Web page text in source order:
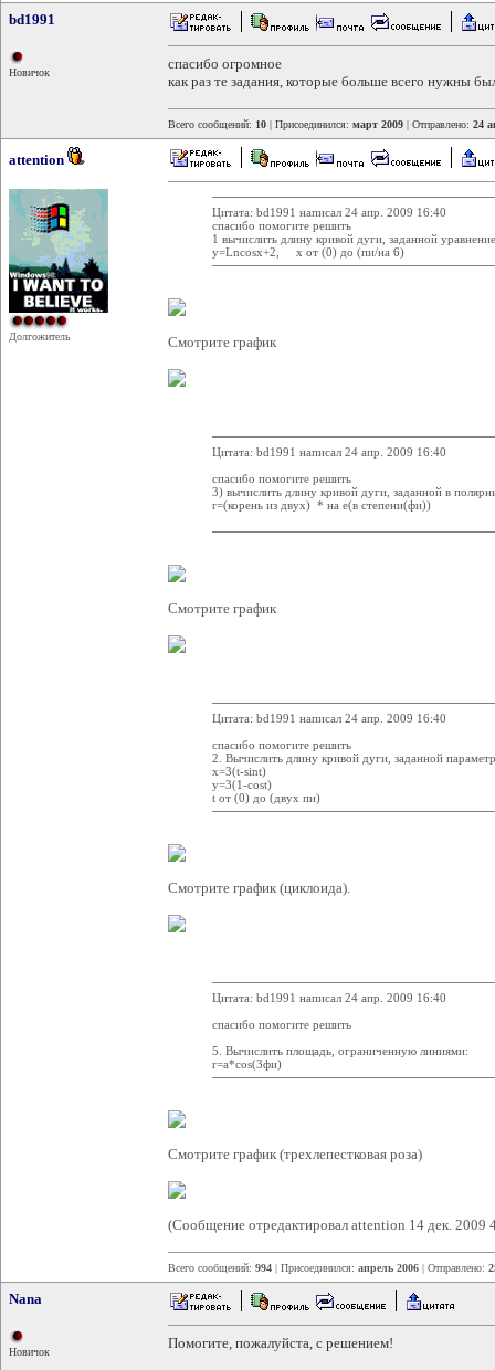
bd1991
Новичок
спасибо огромное
как раз те задания, которые больше всего нужны
Всего сообщений: 10 | Присоединился: март 2009 | Отправлено: 24
attention
Долгожитель
Цитата: bd1991 написал 24 апр. 2009 16:40
спасибо помогите решить
1 вычислить длину кривой дуги, заданной
y=Lncosx+2, x от (0) до (пи/на 6)
Смотрите график
Цитата: bd1991 написал 24 апр. 2009 16:40
спасибо помогите решить
3) вычислить длину кривой дуги, заданной в
r=(корень из двух) * на е(в степени(фи))
Смотрите график
Цитата: bd1991 написал 24 апр. 2009 16:40
спасибо помогите решить
2. Вычислить длину кривой дуги, заданной
x=3(t-sint)
y=3(1-cost)
t от (0) до (двух пи)
Смотрите график (циклоида).
Цитата: bd1991 написал 24 апр. 2009 16:40
спасибо помогите решить
5. Вычислить площадь, ограниченную линиями:
r=a*cos(3фи)
Смотрите график (трехлепестковая роза)
(Сообщение отредактировал attention 14 дек. 2009
Всего сообщений: 994 | Присоединился: апрель 2006 | Отправлено:
Nana
Новичок
Помогите, пожалуйста, с решением!